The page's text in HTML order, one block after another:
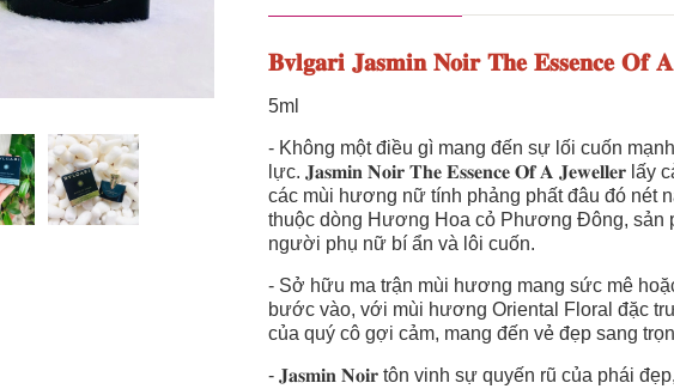
𝐁𝐯𝐥𝐠𝐚𝐫𝐢 𝐉𝐚𝐬𝐦𝐢𝐧 𝐍𝐨𝐢𝐫 𝐓𝐡𝐞 𝐄𝐬𝐬𝐞𝐧𝐜𝐞 𝐎𝐟
5ml
- Không một điều gì mang đến sự lối cuốn
lực. 𝐉𝐚𝐬𝐦𝐢𝐧 𝐍𝐨𝐢𝐫 𝐓𝐡𝐞 𝐄𝐬𝐬𝐞𝐧𝐜𝐞 𝐎𝐟 𝐀 𝐉𝐞𝐰𝐞𝐥𝐥𝐞𝐫
các mùi hương nữ tính phảng phất đâu đó nét
thuộc dòng Hương Hoa cỏ Phương Đông, sản
người phụ nữ bí ẩn và lôi cuốn.
- Sở hữu ma trận mùi hương mang sức mê
bước vào, với mùi hương Oriental Floral đặc
của quý cô gợi cảm, mang đến vẻ đẹp sang
- 𝐉𝐚𝐬𝐦𝐢𝐧 𝐍𝐨𝐢𝐫 tôn vinh sự quyến rũ của phái